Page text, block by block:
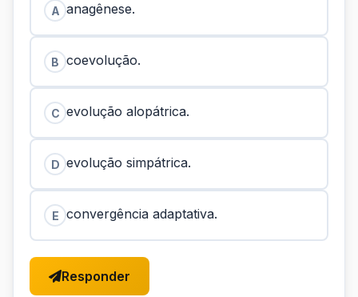
A anagênese.
B coevolução.
C evolução alopátrica.
D evolução simpátrica.
E convergência adaptativa.
Responder